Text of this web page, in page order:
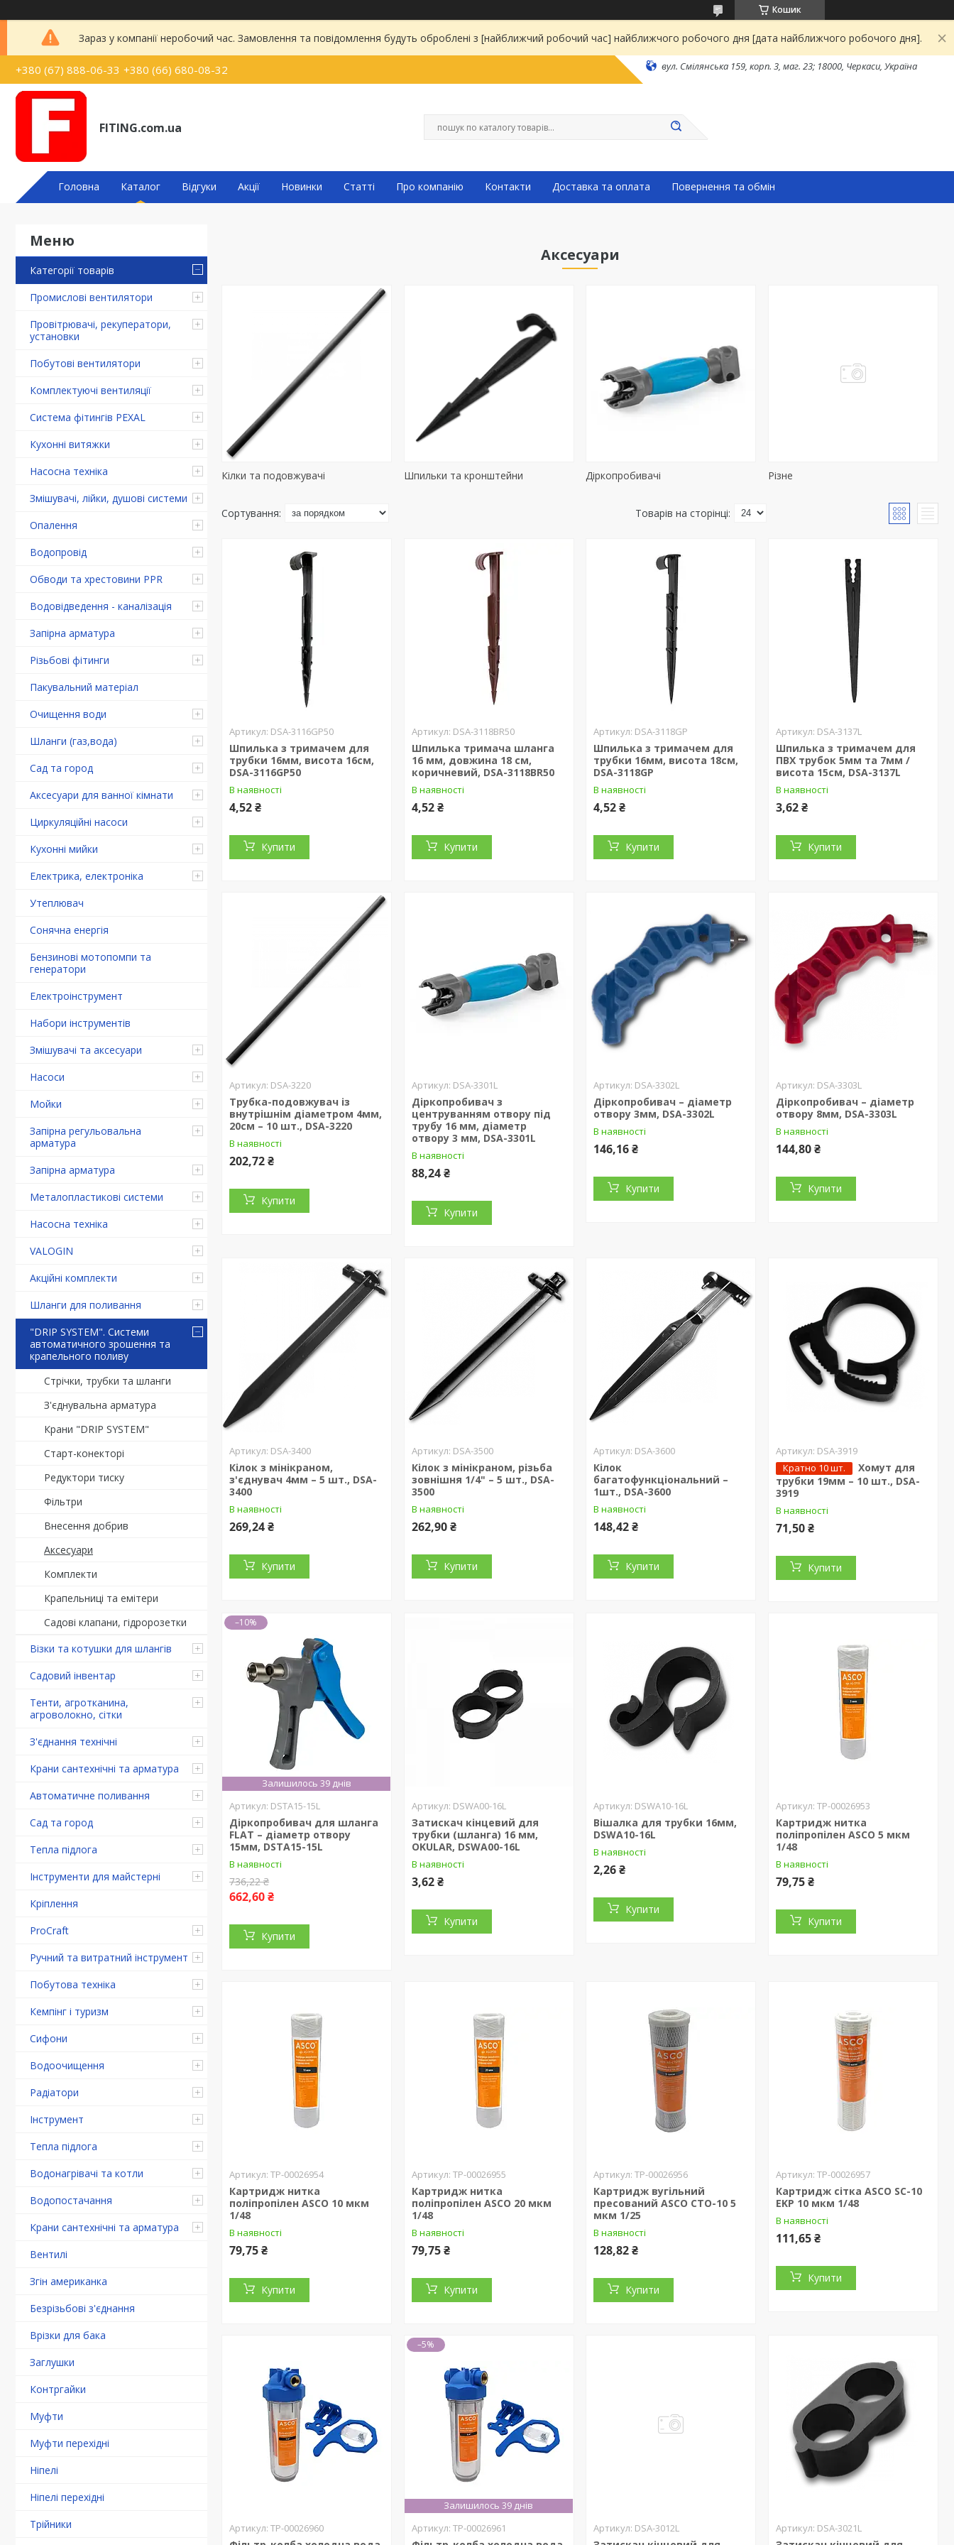
Кошик
Зараз у компанії неробочий час. Замовлення та повідомлення будуть оброблені з [найближчий робочий час] найближчого робочого дня [дата найближчого робочого дня].
+380 (67) 888-06-33 +380 (66) 680-08-32 вул. Смілянська 159, корп. 3, маг. 23; 18000, Черкаси, Україна
FITING.com.ua
Головна Каталог Відгуки Акції Новинки Статті Про компанію Контакти Доставка та оплата Повернення та обмін
Категорії товарів
Промислові вентилятори
Провітрювачі, рекуператори,
установки
Побутові вентилятори
Комплектуючі вентиляції
Система фітингів PEXAL
Кухонні витяжки
Насосна техніка
Змішувачі, лійки, душові системи
Опалення
Водопровід
Обводи та хрестовини PPR
Водовідведення - каналізація
Запірна арматура
Різьбові фітинги
Пакувальний матеріал
Очищення води
Шланги (газ,вода)
Сад та город
Аксесуари для ванної кімнати
Циркуляційні насоси
Кухонні мийки
Електрика, електроніка
Утеплювач
Сонячна енергія
Бензинові мотопомпи та
генератори
Електроінструмент
Набори інструментів
Змішувачі та аксесуари
Насоси
Мойки
Запірна регульовальна
арматура
Запірна арматура
Металопластикові системи
Насосна техніка
VALOGIN
Акційні комплекти
Шланги для поливання
"DRIP SYSTEM". Системи
автоматичного зрошення та
крапельного поливу
Стрічки, трубки та шланги
З'єднувальна арматура
Крани "DRIP SYSTEM"
Старт-конекторі
Редуктори тиску
Фільтри
Внесення добрив
Аксесуари
Комплекти
Крапельниці та емітери
Садові клапани, гідророзетки
Візки та котушки для шлангів
Садовий інвентар
Тенти, агротканина,
агроволокно, сітки
З'єднання технічні
Крани сантехнічні та арматура
Автоматичне поливання
Сад та город
Тепла підлога
Інструменти для майстерні
Кріплення
ProCraft
Ручний та витратний інструмент
Побутова техніка
Кемпінг і туризм
Сифони
Водоочищення
Радіатори
Інструмент
Тепла підлога
Водонагрівачі та котли
Водопостачання
Крани сантехнічні та арматура
Вентилі
Згін американка
Безрізьбові з'єднання
Врізки для бака
Заглушки
Контргайки
Муфти
Муфти перехідні
Ніпелі
Ніпелі перехідні
Трійники
Аксесуари
Кілки та подовжувачі Шпильки та кронштейни Діркопробивачі Різне
DSA-3116GP50
Шпилька з тримачем для
трубки 16мм, висота 16см,
DSA-3116GP50
В наявності
4,52 ₴
Купити
DSA-3118BR50
Шпилька тримача шланга
16 мм, довжина 18 см,
коричневий, DSA-3118BR50
В наявності
4,52 ₴
Купити
DSA-3118GP
Шпилька з тримачем для
трубки 16мм, висота 18см,
DSA-3118GP
В наявності
4,52 ₴
Купити
DSA-3137L
Шпилька з тримачем для
ПВХ трубок 5мм та 7мм /
висота 15см, DSA-3137L
В наявності
3,62 ₴
Купити
DSA-3220
Трубка-подовжувач із
внутрішнім діаметром 4мм,
20см – 10 шт., DSA-3220
В наявності
202,72 ₴
Купити
DSA-3301L
Діркопробивач з
центруванням отвору під
трубу 16 мм, діаметр
отвору 3 мм, DSA-3301L
В наявності
88,24 ₴
Купити
DSA-3302L
Діркопробивач – діаметр
отвору 3мм, DSA-3302L
В наявності
146,16 ₴
Купити
DSA-3303L
Діркопробивач – діаметр
отвору 8мм, DSA-3303L
В наявності
144,80 ₴
Купити
DSA-3400
Кілок з мінікраном,
з'єднувач 4мм – 5 шт., DSA-
3400
В наявності
269,24 ₴
Купити
DSA-3500
Кілок з мінікраном, різьба
зовнішня 1/4" – 5 шт., DSA-
3500
В наявності
262,90 ₴
Купити
DSA-3600
Кілок
багатофункціональний –
1шт., DSA-3600
В наявності
148,42 ₴
Купити
DSA-3919
Кратно 10 шт.
Хомут для
трубки 19мм – 10 шт., DSA-
3919
В наявності
71,50 ₴
Купити
–10%
Залишилось 39 днів
DSTA15-15L
Діркопробивач для шланга
FLAT – діаметр отвору
15мм, DSTA15-15L
В наявності
736,22 ₴
662,60 ₴
Купити
DSWA00-16L
Затискач кінцевий для
трубки (шланга) 16 мм,
OKULAR, DSWA00-16L
В наявності
3,62 ₴
Купити
DSWA10-16L
Вішалка для трубки 16мм,
DSWA10-16L
В наявності
2,26 ₴
Купити
ТР-00026953
Картридж нитка
поліпропілен ASCO 5 мкм
1/48
В наявності
79,75 ₴
Купити
ТР-00026954
Картридж нитка
поліпропілен ASCO 10 мкм
1/48
В наявності
79,75 ₴
Купити
ТР-00026955
Картридж нитка
поліпропілен ASCO 20 мкм
1/48
В наявності
79,75 ₴
Купити
ТР-00026956
Картридж вугільний
пресований ASCO CTO-10 5
мкм 1/25
В наявності
128,82 ₴
Купити
ТР-00026957
Картридж сітка ASCO SC-10
EKP 10 мкм 1/48
В наявності
111,65 ₴
Купити
ТР-00026960
–5%
Залишилось 39 днів
ТР-00026961
DSA-3012L DSA-3021L